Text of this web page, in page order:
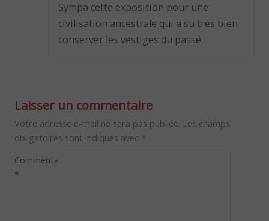
Sympa cette exposition pour une
civilisation ancestrale qui a su très bien
conserver les vestiges du passé.
Laisser un commentaire
Votre adresse e-mail ne sera pas publiée. Les champs
obligatoires sont indiqués avec *
Commentaire
*